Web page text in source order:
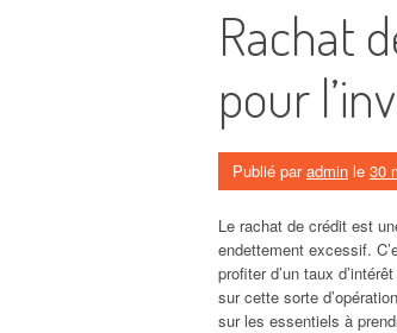
Rachat
pour
Publié paradmin le 30
Le rachat de crédit est
endettement excessif.
profiter d’un taux
sur cette sorte
sur les essentiels à